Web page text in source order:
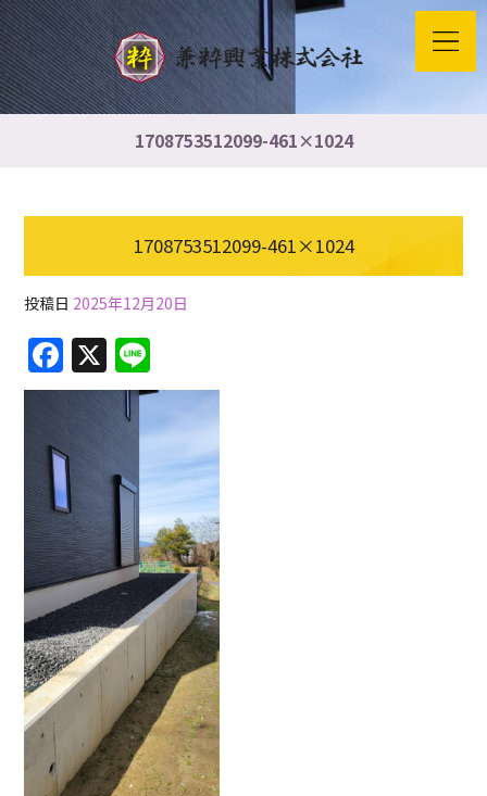
1708753512099-461×1024
1708753512099-461×1024
投稿日 2025年12月20日
F
a
e
b
o
o
k
X
n
e